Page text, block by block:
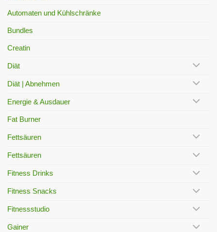
Automaten und Kühlschränke
Bundles
Creatin
Diät
Diät | Abnehmen
Energie & Ausdauer
Fat Burner
Fettsäuren
Fettsäuren
Fitness Drinks
Fitness Snacks
Fitnessstudio
Gainer